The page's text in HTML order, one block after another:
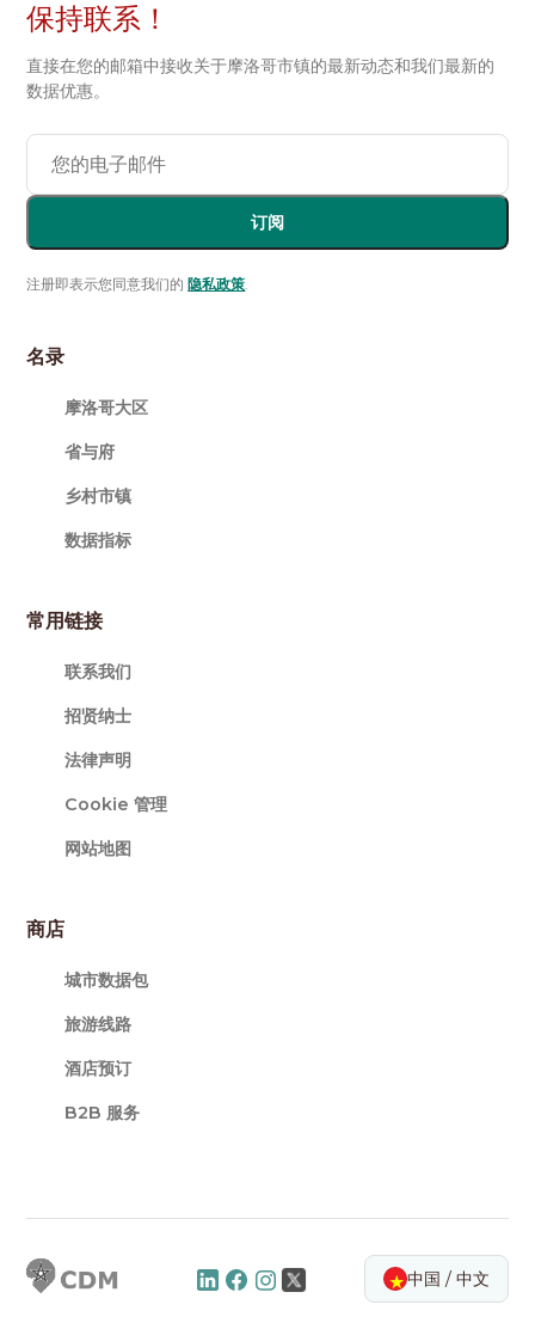
保持联系！
直接在您的邮箱中接收关于摩洛哥市镇的最新动态和我们最新的
数据优惠。
订阅
注册即表示您同意我们的 隐私政策.
名录
摩洛哥大区
省与府
乡村市镇
数据指标
常用链接
联系我们
招贤纳士
法律声明
Cookie 管理
网站地图
商店
城市数据包
旅游线路
酒店预订
B2B 服务
中国 / 中文